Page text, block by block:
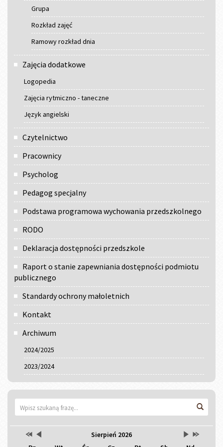
Grupa
Rozkład zajęć
Ramowy rozkład dnia
Zajęcia dodatkowe
Logopedia
Zajęcia rytmiczno - taneczne
Język angielski
Czytelnictwo
Pracownicy
Psycholog
Pedagog specjalny
Podstawa programowa wychowania przedszkolnego
RODO
Deklaracja dostępności przedszkole
Raport o stanie zapewniania dostępności podmiotu
publicznego
Standardy ochrony małoletnich
Kontakt
Archiwum
2024/2025
2023/2024
Wyszukiwarka
Kalendarz Lista
wydarzeń
Sierpień 2026Brak
PrzestawPrzestaw Przestaw
Przestaw